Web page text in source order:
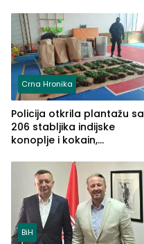
Crna Hronika
Policija otkrila plantažu sa
206 stabljika indijske
konoplje i kokain,
(FOTO)
BiH